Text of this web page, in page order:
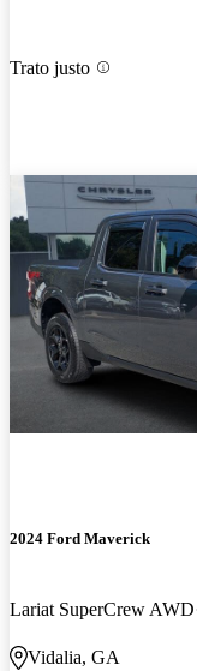
Trato justo
2024 Ford Maverick
Lariat SuperCrew AWD
Vidalia, GA